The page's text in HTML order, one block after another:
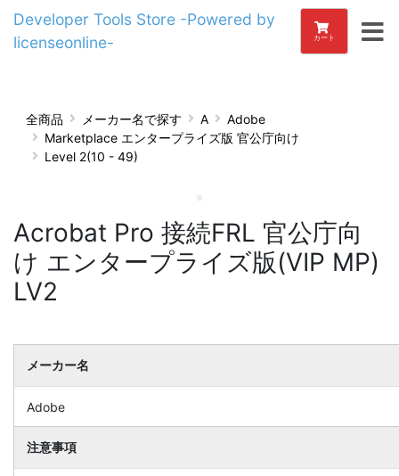
Developer Tools Store -Powered by
licenseonline-
カート
全商品 メーカー名で探す A
Adobe
Marketplace エンタープライズ版 官公庁向け
Level 2(10 - 49)
Acrobat Pro 接続FRL 官公庁向
け エンタープライズ版(VIP MP)
LV2
メーカー名
Adobe
注意事項